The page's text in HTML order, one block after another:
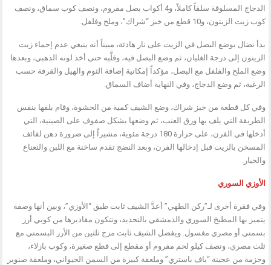
الدجاج المسلوقة سلقاً كاملاً، و4 أكواب بصل مفروم، ونصف كوب سماق، ونصف
كوب زيت الزيتون، و10 قطع من خبز “شراك”، وملح وفلفل.
بدأ نضال بوضع البصل في الزيت على نار هادئة، مبيناً أنه ينبغي عدم إحماء زيت
الزيتون إلى درجة الغليان، ثم وضع البصل فيه، وقلَّبه حتى أخذ لونه الذهبي، وبعدها
وضع الملح والفلفل مع البصل، مؤكداً إمكانية إضافة الثوم والهيل والقرفة حسب
الرغبة، ثم وضع الدجاج، وفي النهاية أضاف السماق.
وفي كل قطعة من خبز شراك، وضع الشيف كمية من الحشوة، وقام بلفها بنفس
الطريقة التي يلف بها ورق العنب، ثم وضعها بشكل صفوف على الصينية، التي
أدخلها في الفرن، على حرارة 180 درجة مئوية، مشيراً إلى ضرورة دهن لفائف
المسخن بالزيت قبل إدخالها الفرن، وبعد النضج تقدم ساخنة مع اللبن والنعناع
والخيار.
الأوزي السوري
وفي فقرة أخرى لـ”ركن الطهي” أعدَّ الشيف ثابت طبق “الأوزي”، وبين أنها وصفة
يتميز بها المطبخ السوري والدمشقي بالتحديد، وتتكون مقاديرها من كوبي أرز
بسمتي أو مصري مغسول. ويفضل الشيف ثابت مزج ثلثين من الأرز البسمتي مع
ثلث مصري، ونصف كيلو لحم مفروم أو مقطع إلى قطع صغيرة، وكوب بازلاء،
وحزمة من عجينة “باف باستري” وملعقة كبيرة من السمن الحيواني، وملعقة صنوبر